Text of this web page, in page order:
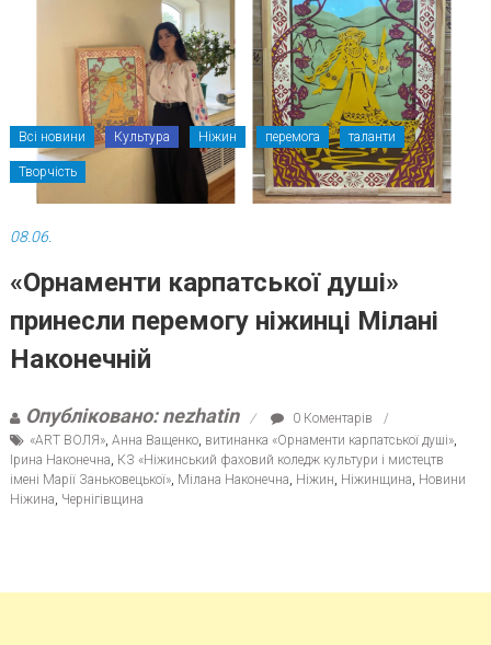
Всі новини Культура Ніжин перемога таланти
Творчість
08.06.
«Орнаменти карпатської душі»
принесли перемогу ніжинці Мілані
Наконечній
Опубліковано: nezhatin
0 Коментарів
«ART ВОЛЯ», Анна Ващенко, витинанка «Орнаменти карпатської душі»,
Ірина Наконечна КЗ «Ніжинський фаховий коледж культури і мистецтв
імені Марії Заньковецької», Мілана Наконечна Ніжин Ніжинщина Новини
Ніжина Чернігівщина